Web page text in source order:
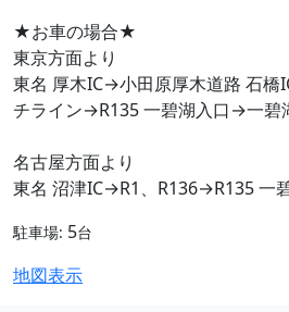
★お車の場合★
東京方面より
東名 厚木IC→小田原厚木道路 石
チライン→R135 一碧湖入口→一碧
名古屋方面より
東名 沼津IC→R1、R136→R135 一
駐車場: 5台
地図表示